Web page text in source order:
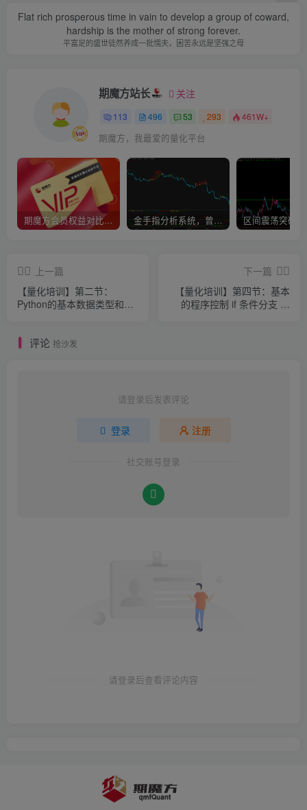
Flat rich prosperous time in vain to develop a group of coward,
hardship is the mother of strong forever.
平富足的盛世徒然养成一批懦夫，困苦永远是坚强之母
期魔方站长 关注
113 496 53 293 461W+
期魔方，我最爱的量化平台
期魔方会员权益对比，总有一项适合您！ 金手指分析系统，曾经市场价39800
上一篇
【量化培训】第二节：
Python的基本数据类型和运
下一篇
【量化培训】第四节：基本
的程序控制 if 条件分支 和
评论 抢沙发
请登录后发表评论
登录 注册
社交账号登录
请登录后查看评论内容